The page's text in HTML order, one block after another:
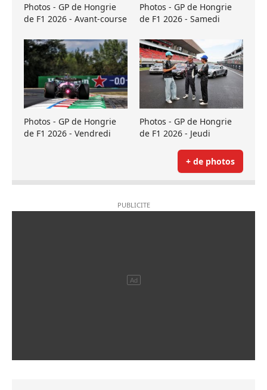
Photos - GP de Hongrie
de F1 2026 - Avant-course
Photos - GP de Hongrie
de F1 2026 - Samedi
Photos - GP de Hongrie
de F1 2026 - Vendredi
Photos - GP de Hongrie
de F1 2026 - Jeudi
+ de photos